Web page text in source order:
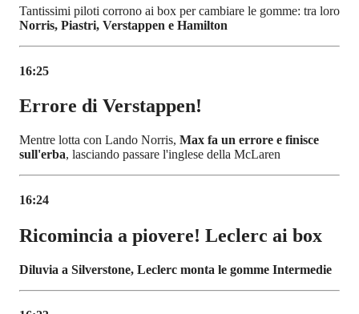
Tantissimi piloti corrono ai box per cambiare le gomme: tra loro
Norris, Piastri, Verstappen e Hamilton
16:25
Errore di Verstappen!
Mentre lotta con Lando Norris, Max fa un errore e finisce
sull'erba, lasciando passare l'inglese della McLaren
16:24
Ricomincia a piovere! Leclerc ai box
Diluvia a Silverstone, Leclerc monta le gomme Intermedie